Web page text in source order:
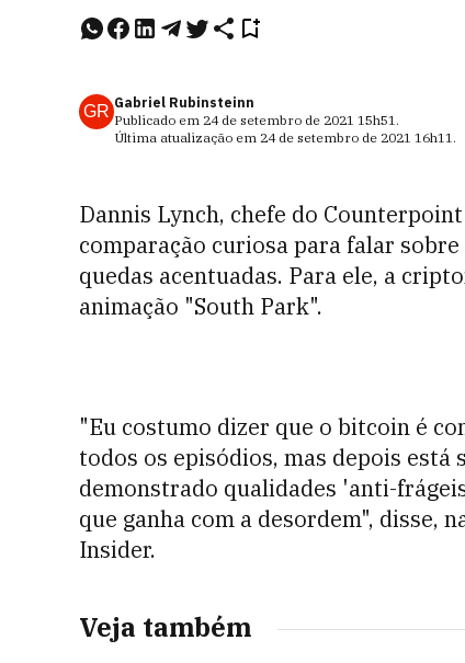
GR Gabriel Rubinsteinn
Publicado em 24 de setembro de 2021 15h51.
Última atualização em 24 de setembro de 2021 16h11.
Dannis Lynch, chefe do
comparação curiosa para falar
quedas acentuadas. Para ele, a
animação "South Park".
"Eu costumo dizer que o bitcoin é
todos os episódios, mas depois
demonstrado qualidades 'anti-
que ganha com a desordem", disse,
Insider.
Veja também